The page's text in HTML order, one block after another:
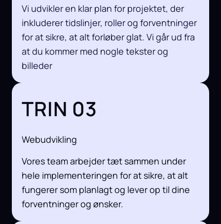
Vi udvikler en klar plan for projektet, der
inkluderer tidslinjer, roller og forventninger
for at sikre, at alt forløber glat. Vi går ud fra
at du kommer med nogle tekster og
billeder
TRIN 03
Webudvikling
Vores team arbejder tæt sammen under
hele implementeringen for at sikre, at alt
fungerer som planlagt og lever op til dine
forventninger og ønsker.